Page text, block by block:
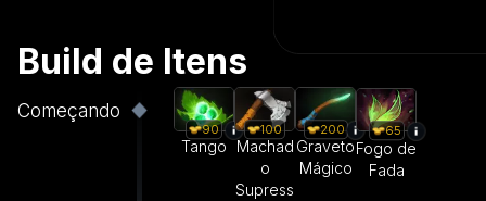
Build de Itens
Começando
90
Tango
100
Machad
o
Supress
200
Graveto
Mágico
65
Fogo de
Fada